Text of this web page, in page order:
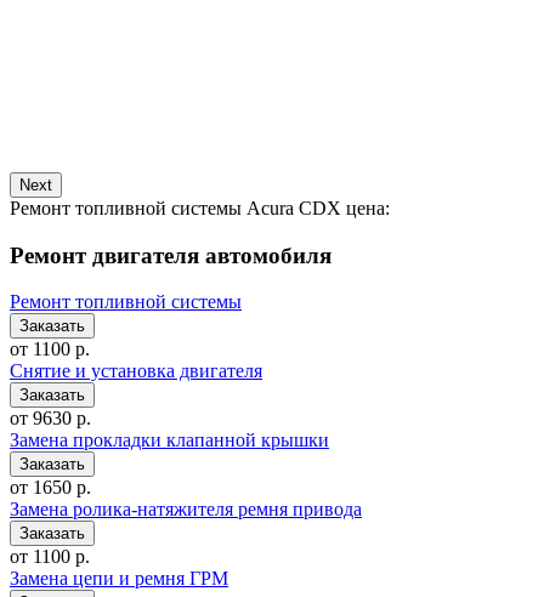
Next
Ремонт топливной системы Acura CDX цена:
Ремонт двигателя автомобиля
Ремонт топливной системы
от 1100 р.
Снятие и установка двигателя
от 9630 р.
Замена прокладки клапанной крышки
от 1650 р.
Замена ролика-натяжителя ремня привода
от 1100 р.
Замена цепи и ремня ГРМ